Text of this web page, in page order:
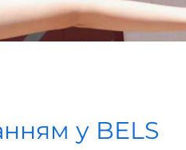
у BELS